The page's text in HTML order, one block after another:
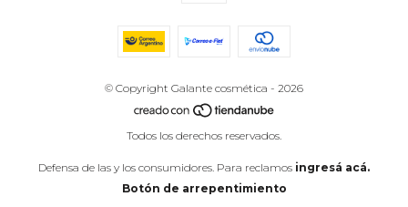
© Copyright Galante cosmética - 2026
Todos los derechos reservados.
Defensa de las y los consumidores. Para reclamos ingresá acá.
Botón de arrepentimiento